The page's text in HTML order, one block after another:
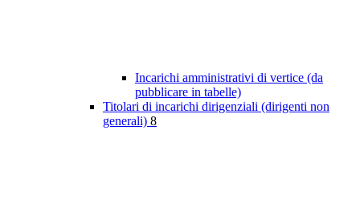
Incarichi amministrativi di vertice (da
pubblicare in tabelle)
Titolari di incarichi dirigenziali (dirigenti non
generali) 8